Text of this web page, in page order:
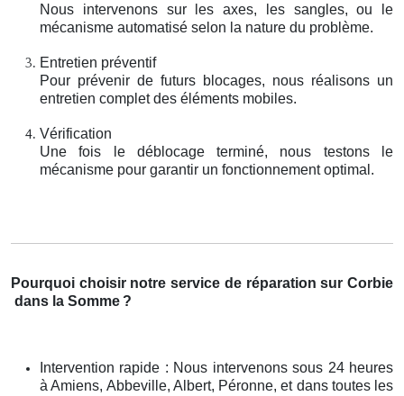
Nous intervenons sur les axes, les sangles, ou le
mécanisme automatisé selon la nature du problème.
Entretien préventif
Pour prévenir de futurs blocages, nous réalisons un
entretien complet des éléments mobiles.
Vérification
Une fois le déblocage terminé, nous testons le
mécanisme pour garantir un fonctionnement optimal.
Pourquoi choisir notre service de réparation sur Corbie
dans la Somme ?
Intervention rapide : Nous intervenons sous 24 heures
à Amiens, Abbeville, Albert, Péronne, et dans toutes les